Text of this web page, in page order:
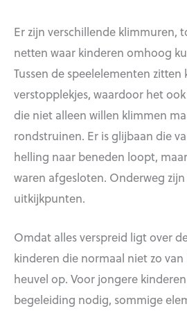
Er zijn verschillende klimmuren,
netten waar kinderen omhoog
Tussen de speelelementen zitten
verstopplekjes, waardoor het
die niet alleen willen klimmen
rondstruinen. Er is glijbaan die
helling naar beneden loopt,
waren afgesloten. Onderweg
uitkijkpunten.
Omdat alles verspreid ligt over
kinderen die normaal niet zo
heuvel op. Voor jongere
begeleiding nodig, sommige